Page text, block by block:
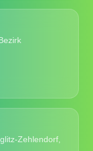
Zehlendorf,